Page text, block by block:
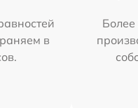
в
Более